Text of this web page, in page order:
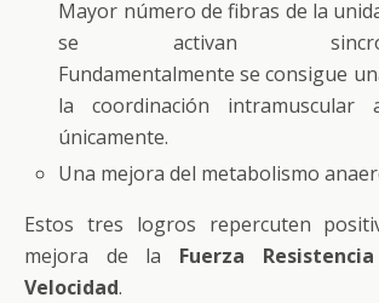
Mayor número de fibras de la
se activan
Fundamentalmente se consigue
la coordinación intramuscular
únicamente.
Una mejora del metabolismo
Estos tres logros repercuten
mejora de la Fuerza Resistencia
Velocidad.